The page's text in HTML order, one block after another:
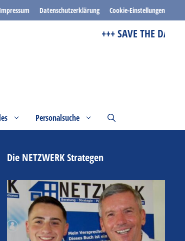
Impressum Datenschutzerklärung Cookie-Einstellungen
+++ SAVE THE DATE +++
Personalsuche
Die NETZWERK Strategen